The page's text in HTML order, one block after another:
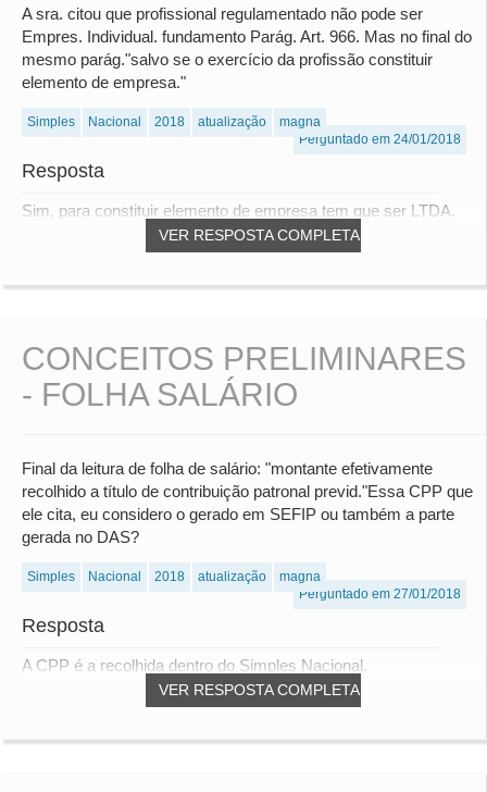
A sra. citou que profissional regulamentado não pode ser
Empres. Individual. fundamento Parág. Art. 966. Mas no final do
mesmo parág."salvo se o exercício da profissão constituir
elemento de empresa."
Simples Nacional 2018 atualização
magna
Perguntado em 24/01/2018
Resposta
VER RESPOSTA COMPLETA
Sim, para constituir elemento de empresa tem que ser LTDA.
CONCEITOS PRELIMINARES
- FOLHA SALÁRIO
Final da leitura de folha de salário: "montante efetivamente
recolhido a título de contribuição patronal previd."Essa CPP que
ele cita, eu considero o gerado em SEFIP ou também a parte
gerada no DAS?
Simples Nacional 2018 atualização
magna
Perguntado em 27/01/2018
Resposta
VER RESPOSTA COMPLETA
A CPP é a recolhida dentro do Simples Nacional.